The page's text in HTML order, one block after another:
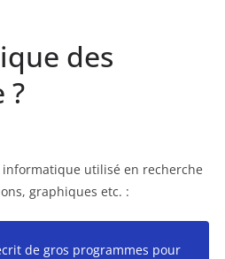
des
?
informatique utilisé en recherche
graphiques etc. :
de gros programmes pour